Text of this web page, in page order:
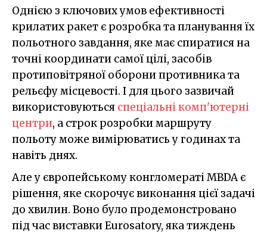
Однією з ключових умов ефективності
крилатих ракет є розробка та планування їх
польотного завдання, яке має спиратися на
точні координати самої цілі, засобів
протиповітряної оборони противника та
рельєфу місцевості. І для цього зазвичай
використовуються спеціальні комп'ютерні
центри, а строк розробки маршруту
польоту може вимірюватись у годинах та
навіть днях.
Але у європейському конгломераті MBDA є
рішення, яке скорочує виконання цієї задачі
до хвилин. Воно було продемонстровано
під час виставки Eurosatory, яка тиждень